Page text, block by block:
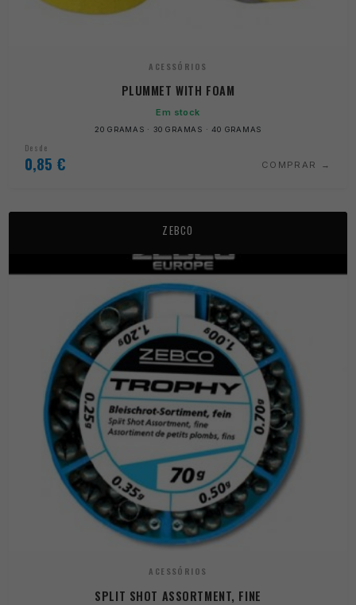
ACESSÓRIOS
PLUMMET WITH FOAM
Em stock
20 GRAMAS · 30 GRAMAS · 40 GRAMAS
Desde
0,85 € COMPRAR
ZEBCO
ACESSÓRIOS
SPLIT SHOT ASSORTMENT, FINE